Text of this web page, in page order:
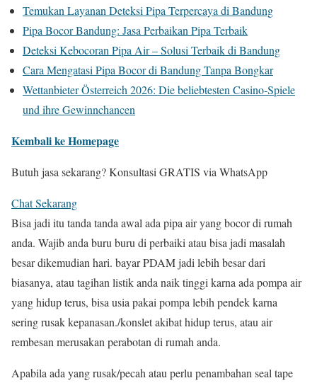
Temukan Layanan Deteksi Pipa Terpercaya di Bandung
Pipa Bocor Bandung: Jasa Perbaikan Pipa Terbaik
Deteksi Kebocoran Pipa Air – Solusi Terbaik di Bandung
Cara Mengatasi Pipa Bocor di Bandung Tanpa Bongkar
Wettanbieter Österreich 2026: Die beliebtesten Casino-Spiele
und ihre Gewinnchancen
Kembali ke Homepage
Butuh jasa sekarang? Konsultasi GRATIS via WhatsApp
Chat Sekarang
Bisa jadi itu tanda tanda awal ada pipa air yang bocor di rumah
anda. Wajib anda buru buru di perbaiki atau bisa jadi masalah
besar dikemudian hari. bayar PDAM jadi lebih besar dari
biasanya, atau tagihan listik anda naik tinggi karna ada pompa air
yang hidup terus, bisa usia pakai pompa lebih pendek karna
sering rusak kepanasan./konslet akibat hidup terus, atau air
rembesan merusakan perabotan di rumah anda.
Apabila ada yang rusak/pecah atau perlu penambahan seal tape